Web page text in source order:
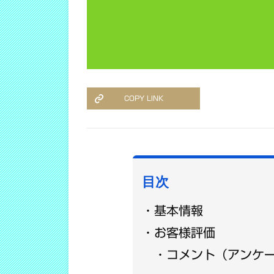
COPY LINK
目次
基本情報
お客様評価
コメント（アンケ